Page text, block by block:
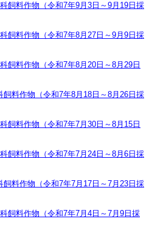
飼料作物（令和7年9月3日～9月19日採
飼料作物（令和7年8月27日～9月9日採
飼料作物（令和7年8月20日～8月29日
料作物（令和7年8月18日～8月26日採
飼料作物（令和7年7月30日～8月15日
飼料作物（令和7年7月24日～8月6日採
料作物（令和7年7月17日～7月23日採
飼料作物（令和7年7月4日～7月9日採